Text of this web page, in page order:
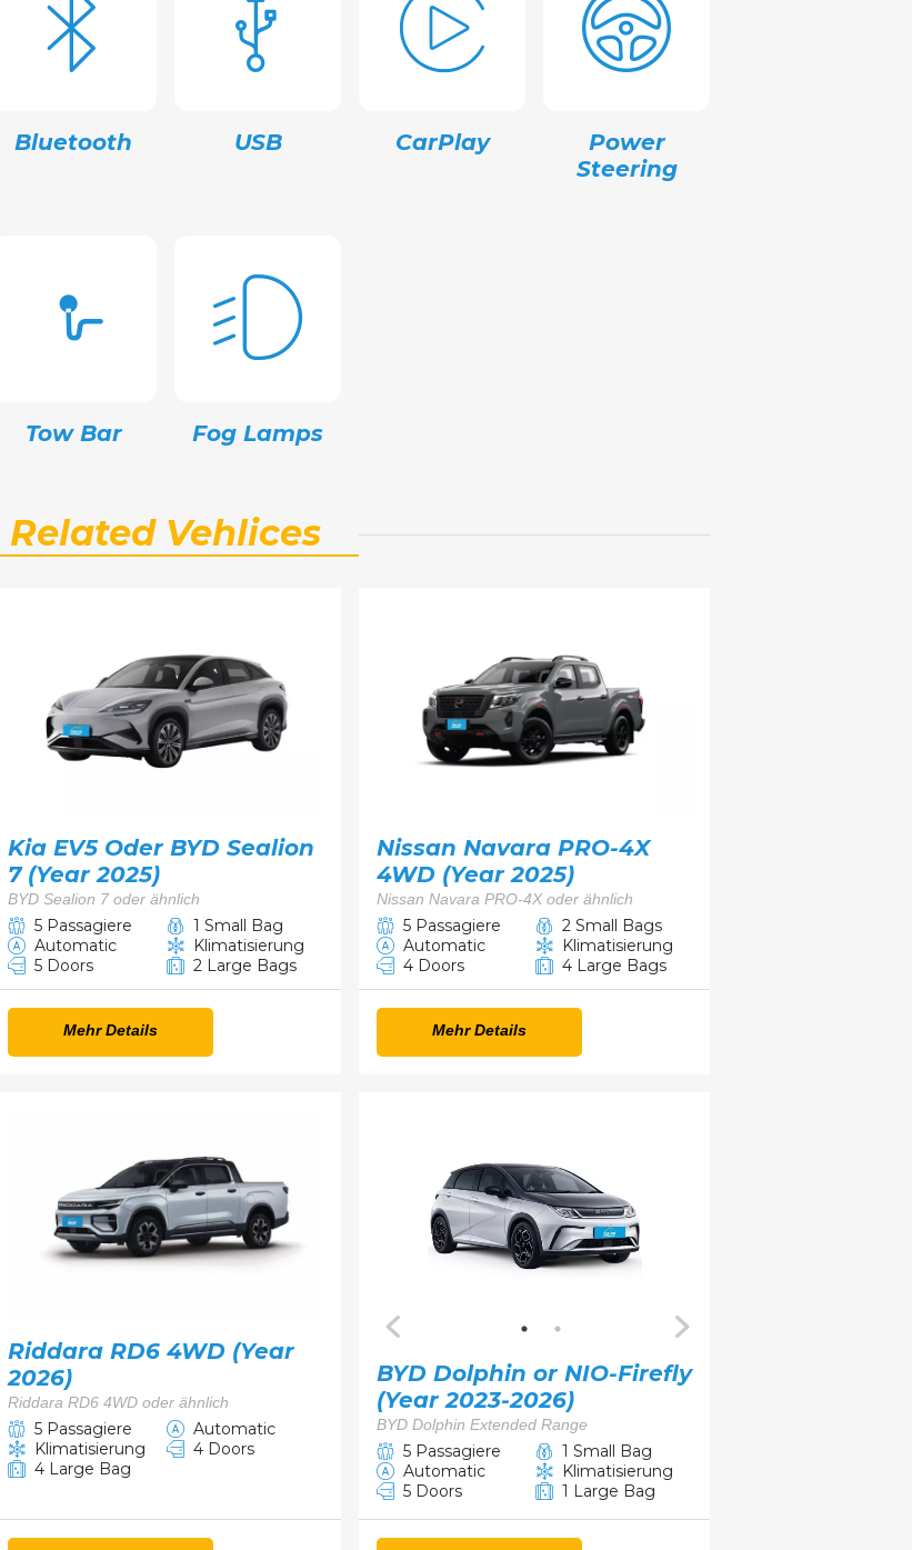
Bluetooth USB CarPlay
Power
Steering
Tow Bar Fog Lamps
Related Vehlices
Kia EV5 Oder BYD Sealion
7 (Year 2025)
BYD Sealion 7 oder ähnlich
5 Passagiere
1 Small Bag
Automatic
Klimatisierung
5 Doors
2 Large Bags
Mehr Details
Nissan Navara PRO-4X
4WD (Year 2025)
Nissan Navara PRO-4X oder ähnlich
5 Passagiere
2 Small Bags
Automatic
Klimatisierung
4 Doors
4 Large Bags
Mehr Details
Riddara RD6 4WD (Year
2026)
Riddara RD6 4WD oder ähnlich
5 Passagiere
Automatic
Klimatisierung
4 Doors
4 Large Bag
BYD Dolphin or NIO-Firefly
(Year 2023-2026)
BYD Dolphin Extended Range
5 Passagiere
1 Small Bag
Automatic
Klimatisierung
5 Doors
1 Large Bag